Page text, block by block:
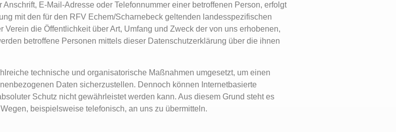
E-Mail-Adresse oder Telefonnummer einer betroffenen Person, erfolgt
mit den für den RFV Echem/Scharnebeck geltenden landesspezifischen
die Öffentlichkeit über Art, Umfang und Zweck der von uns erhobenen,
betroffene Personen mittels dieser Datenschutzerklärung über die ihnen
technische und organisatorische Maßnahmen umgesetzt, um einen
Daten sicherzustellen. Dennoch können Internetbasierte
Schutz nicht gewährleistet werden kann. Aus diesem Grund steht es
beispielsweise telefonisch, an uns zu übermitteln.